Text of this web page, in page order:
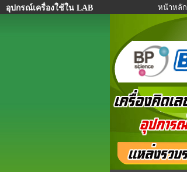
อุปกรณ์เครื่องใช้ใน LAB หน้าหลัก